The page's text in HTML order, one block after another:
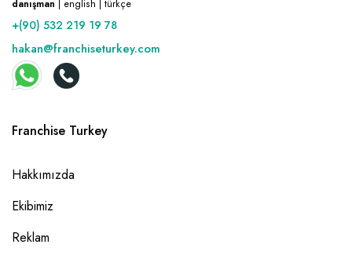
danışman | english | türkçe
+(90) 532 219 19 78
hakan@franchiseturkey.com
Franchise Turkey
Hakkımızda
Ekibimiz
Reklam